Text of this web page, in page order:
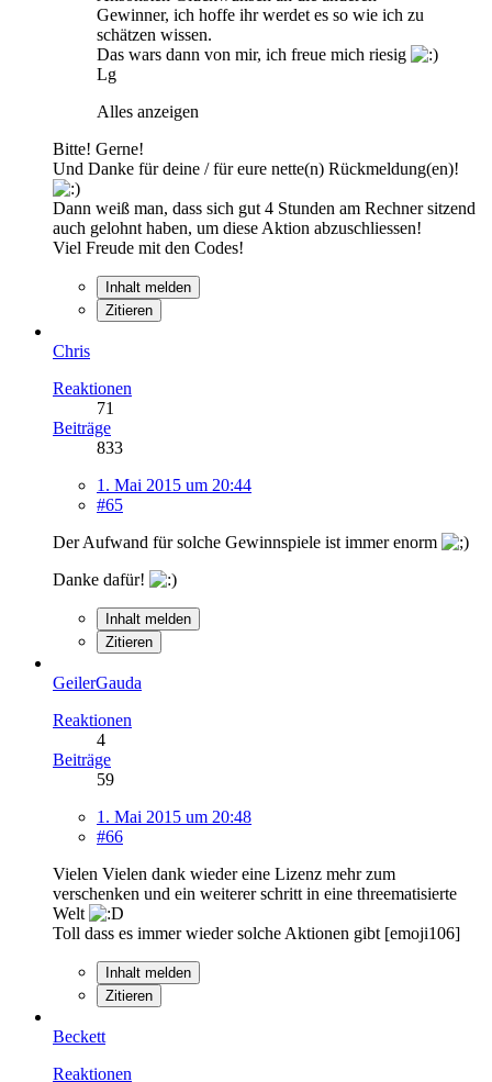
Gewinner, ich hoffe ihr werdet es so wie ich zu
schätzen wissen.
Das wars dann von mir, ich freue mich riesig
Lg
Alles anzeigen
Bitte! Gerne!
Und Danke für deine / für eure nette(n) Rückmeldung(en)!
Dann weiß man, dass sich gut 4 Stunden am Rechner sitzend
auch gelohnt haben, um diese Aktion abzuschliessen!
Viel Freude mit den Codes!
Inhalt melden
Zitieren
Chris
Reaktionen
71
Beiträge
833
1. Mai 2015 um 20:44
#65
Der Aufwand für solche Gewinnspiele ist immer enorm
Danke dafür!
Inhalt melden
Zitieren
GeilerGauda
Reaktionen
4
Beiträge
59
1. Mai 2015 um 20:48
#66
Vielen Vielen dank wieder eine Lizenz mehr zum
verschenken und ein weiterer schritt in eine threematisierte
Welt
Toll dass es immer wieder solche Aktionen gibt [emoji106]
Inhalt melden
Zitieren
Beckett
Reaktionen